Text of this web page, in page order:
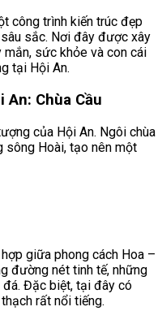
công trình kiến trúc đẹp
sắc. Nơi đây được xây
sức khỏe và con cái
tại Hội An.
An: Chùa Cầu
của Hội An. Ngôi chùa
sông Hoài, tạo nên một
giữa phong cách Hoa –
đường nét tinh tế, những
đá. Đặc biệt, tại đây có
rất nổi tiếng.